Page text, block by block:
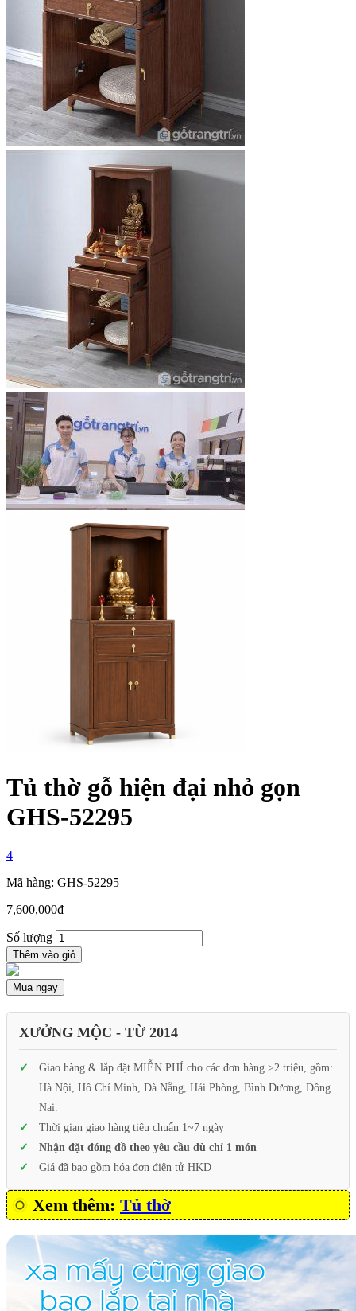
Tủ thờ gỗ hiện đại nhỏ gọn
GHS-52295
4
Mã hàng: GHS-52295
7,600,000₫
Số lượng
Thêm vào giỏ
Mua ngay
XƯỞNG MỘC - TỪ 2014
Giao hàng & lắp đặt MIỄN PHÍ cho các đơn hàng >2 triệu, gồm:
Hà Nội, Hồ Chí Minh, Đà Nẵng, Hải Phòng, Bình Dương, Đồng
Nai.
Thời gian giao hàng tiêu chuẩn 1~7 ngày
Nhận đặt đóng đồ theo yêu cầu dù chỉ 1 món
Giá đã bao gồm hóa đơn điện tử HKD
Xem thêm: Tủ thờ